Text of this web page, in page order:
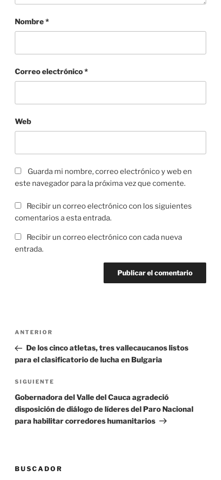
Nombre*
Correo electrónico*
Web
Guarda mi nombre, correo electrónico y web en
este navegador para la próxima vez que comente.
Recibir un correo electrónico con los siguientes
comentarios a esta entrada.
Recibir un correo electrónico con cada nueva
entrada.
Navegación
entradas
Entrada
anterior:
ANTERIOR
De los cinco atletas, tres vallecaucanos listos
para el clasificatorio de lucha en Bulgaria
Siguiente
entrada
SIGUIENTE
Gobernadora del Valle del Cauca agradeció
disposición de diálogo de líderes del Paro Nacional
para habilitar corredores humanitarios
BUSCADOR